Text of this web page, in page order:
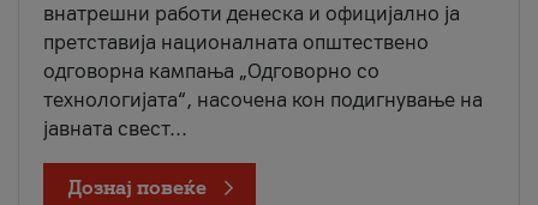
внатрешни работи денеска и официјално ја
претставија националната општествено
одговорна кампања „Одговорно со
технологијата“, насочена кон подигнување на
јавната свест...
Дознај повеќе